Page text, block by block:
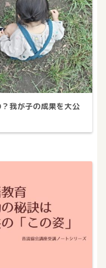
我が子の成果を大公